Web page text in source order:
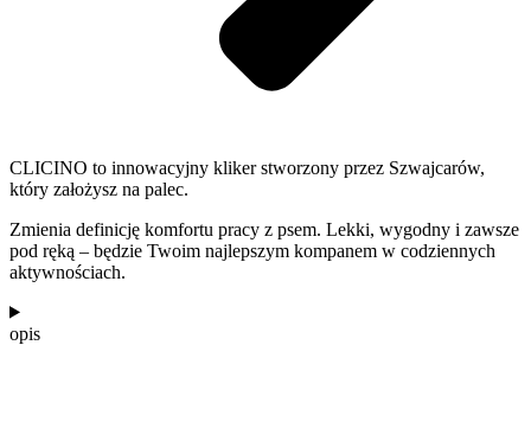
CLICINO to innowacyjny kliker stworzony przez Szwajcarów,
który założysz na palec.
Zmienia definicję komfortu pracy z psem. Lekki, wygodny i zawsze
pod ręką – będzie Twoim najlepszym kompanem w codziennych
aktywnościach.
opis